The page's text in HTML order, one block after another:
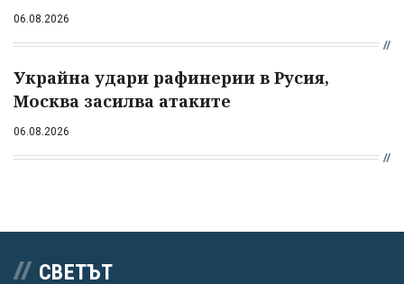
06.08.2026
Украйна удари рафинерии в Русия,
Москва засилва атаките
06.08.2026
СВЕТЪТ